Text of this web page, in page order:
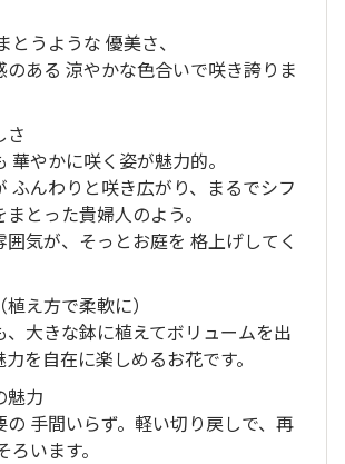
とうような 優美さ、
のある 涼やかな色合いで咲き誇りま
さ
華やかに咲く姿が魅力的。
ふんわりと咲き広がり、まるでシフ
とった貴婦人のよう。
気が、そっとお庭を 格上げしてく
え方で柔軟に）
、大きな鉢に植えてボリュームを出
を自在に楽しめるお花です。
魅力
手間いらず。軽い切り戻しで、再
います。